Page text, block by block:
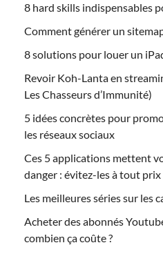
8 hard skills indispensables
Comment générer un
8 solutions pour louer un
Revoir Koh-Lanta en
Les Chasseurs d’Immunité)
5 idées concrètes pour
les réseaux sociaux
Ces 5 applications mettent
danger : évitez-les à tout prix
Les meilleures séries sur les
Acheter des abonnés
combien ça coûte ?